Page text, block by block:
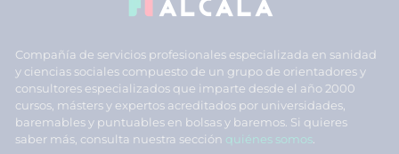
Compañía de servicios profesionales especializada en sanidad
y ciencias sociales compuesto de un grupo de orientadores y
consultores especializados que imparte desde el año 2000
cursos, másters y expertos acreditados por universidades,
baremables y puntuables en bolsas y baremos. Si quieres
saber más, consulta nuestra sección quiénes somos